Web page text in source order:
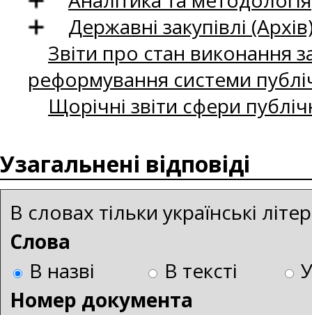
Державні закупівлі
Звіти про стан виконання
реформування системи
Щорічні звіти сфери
Узагальнені відповіді
В словах тільки українські
Слова
В назві
В тексті
Номер документа